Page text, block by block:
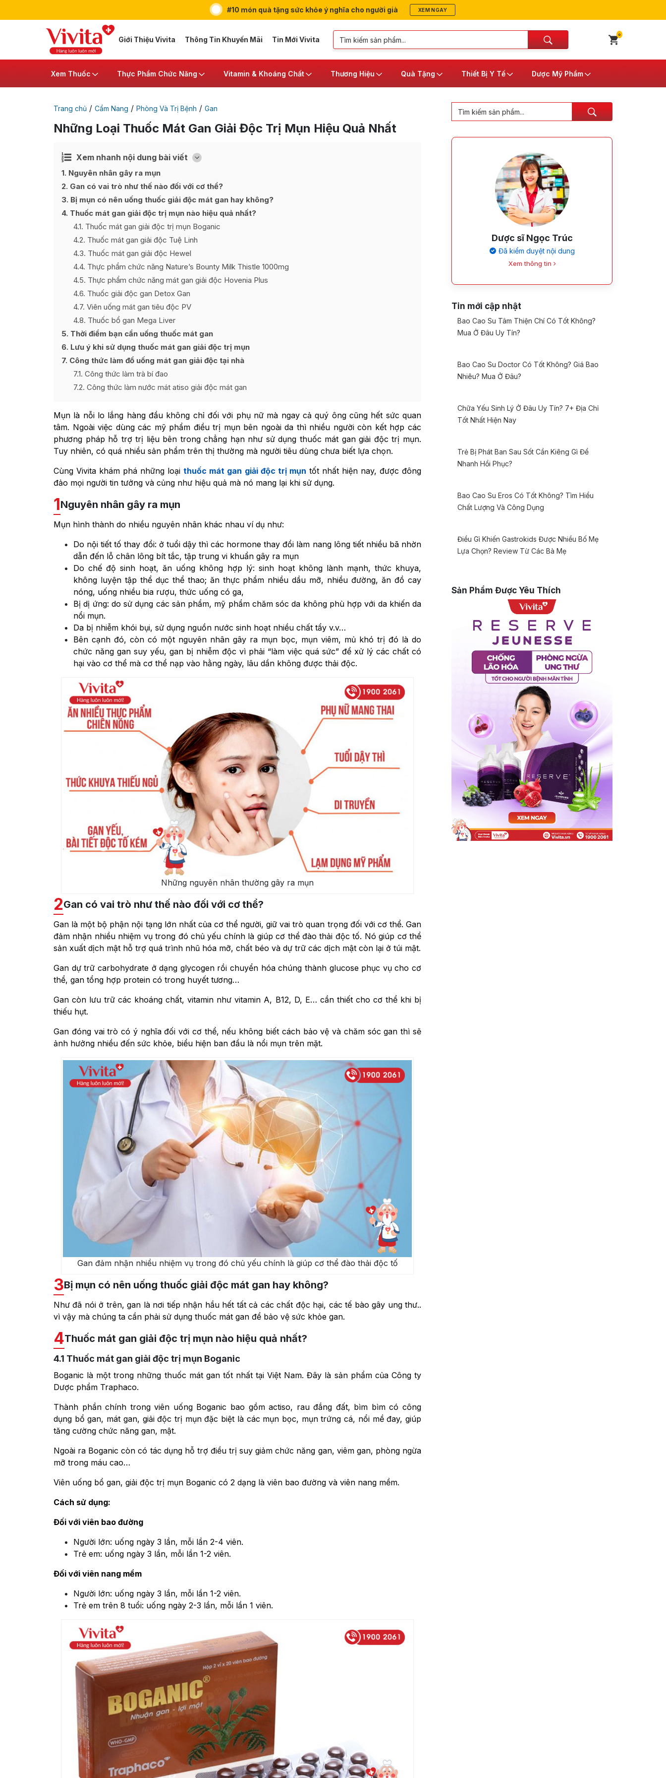
#10 món quà tặng sức khỏe ý nghĩa cho người già XEM NGAY
Giới Thiệu Vivita Thông Tin Khuyến Mãi Tin Mới Vivita
0
Xem Thuốc Thực Phẩm Chức Năng Vitamin & Khoáng Chất Thương Hiệu Quà Tặng Thiết Bị Y Tế Dược Mỹ Phẩm
Trang chủ / Cẩm Nang / Phòng Và Trị Bệnh / Gan
Những Loại Thuốc Mát Gan Giải Độc Trị Mụn Hiệu Quả Nhất
Xem nhanh nội dung bài viết [
Ẩn
1 Nguyên nhân gây ra mụn
2 Gan có vai trò như thế nào đối với cơ thể?
3 Bị mụn có nên uống thuốc giải độc mát gan hay không?
4 Thuốc mát gan giải độc trị mụn nào hiệu quả nhất?
4.1 Thuốc mát gan giải độc trị mụn Boganic
4.2 Thuốc mát gan giải độc Tuệ Linh
4.3 Thuốc mát gan giải độc Hewel
4.4 Thực phẩm chức năng Nature’s Bounty Milk Thistle 1000mg
4.5 Thực phẩm chức năng mát gan giải độc Hovenia Plus
4.6 Thuốc giải độc gan Detox Gan
4.7 Viên uống mát gan tiêu độc PV
4.8 Thuốc bổ gan Mega Liver
5 Thời điểm bạn cần uống thuốc mát gan
6 Lưu ý khi sử dụng thuốc mát gan giải độc trị mụn
7 Công thức làm đồ uống mát gan giải độc tại nhà
7.1 Công thức làm trà bí đao
7.2 Công thức làm nước mát atiso giải độc mát gan
Mụn là nỗi lo lắng hàng đầu không chỉ đối với phụ nữ mà ngay cả quý ông cũng hết sức quan
tâm. Ngoài việc dùng các mỹ phẩm điều trị mụn bên ngoài da thì nhiều người còn kết hợp các
phương pháp hỗ trợ trị liệu bên trong chẳng hạn như sử dụng thuốc mát gan giải độc trị mụn.
Tuy nhiên, có quá nhiều sản phẩm trên thị thường mà người tiêu dùng chưa biết lựa chọn.
Cùng Vivita khám phá những loạithuốc mát gan giải độc trị mụn tốt nhất hiện nay, được đông
đảo mọi người tin tưởng và củng như hiệu quả mà nó mang lại khi sử dụng.
1Nguyên nhân gây ra mụn
Mụn hình thành do nhiều nguyên nhân khác nhau ví dụ như:
Do nội tiết tố thay đổi: ở tuổi dậy thì các hormone thay đổi làm nang lông tiết nhiều bã nhờn
dẫn đến lỗ chân lông bít tắc, tập trung vi khuẩn gây ra mụn
Do chế độ sinh hoạt, ăn uống không hợp lý: sinh hoạt không lành mạnh, thức khuya,
không luyện tập thể dục thể thao; ăn thực phẩm nhiều dầu mỡ, nhiều đường, ăn đồ cay
nóng, uống nhiều bia rượu, thức uống có ga,
Bị dị ứng: do sử dụng các sản phẩm, mỹ phẩm chăm sóc da không phù hợp với da khiến da
nổi mụn.
Da bị nhiễm khói bụi, sử dụng nguồn nước sinh hoạt nhiều chất tẩy v.v…
Bên cạnh đó, còn có một nguyên nhân gây ra mụn bọc, mụn viêm, mủ khó trị đó là do
chức năng gan suy yếu, gan bị nhiễm độc vì phải “làm việc quá sức” để xử lý các chất có
hại vào cơ thể mà cơ thể nạp vào hằng ngày, lâu dần không được thải độc.
Những nguyên nhân thường gây ra mụn
2Gan có vai trò như thế nào đối với cơ thể?
Gan là một bộ phận nội tạng lớn nhất của cơ thể người, giữ vai trò quan trọng đối với cơ thể. Gan
đảm nhận nhiều nhiệm vụ trong đó chủ yếu chính là giúp cơ thể đào thải độc tố. Nó giúp cơ thể
sản xuất dịch mật hỗ trợ quá trình nhũ hóa mỡ, chất béo và dự trữ các dịch mật còn lại ở túi mật.
Gan dự trữ carbohydrate ở dạng glycogen rồi chuyển hóa chúng thành glucose phục vụ cho cơ
thể, gan tổng hợp protein có trong huyết tương…
Gan còn lưu trữ các khoáng chất, vitamin như vitamin A, B12, D, E… cần thiết cho cơ thể khi bị
thiếu hụt.
Gan đóng vai trò có ý nghĩa đối với cơ thể, nếu không biết cách bảo vệ và chăm sóc gan thì sẽ
ảnh hưởng nhiều đến sức khỏe, biểu hiện ban đầu là nổi mụn trên mặt.
Gan đảm nhận nhiều nhiệm vụ trong đó chủ yếu chính là giúp cơ thể đào thải độc tố
3Bị mụn có nên uống thuốc giải độc mát gan hay không?
Như đã nói ở trên, gan là nơi tiếp nhận hầu hết tất cả các chất độc hại, các tế bào gây ung thư..
vì vậy mà chúng ta cần phải sử dụng thuốc mát gan để bảo vệ sức khỏe gan.
4Thuốc mát gan giải độc trị mụn nào hiệu quả nhất?
4.1 Thuốc mát gan giải độc trị mụn Boganic
Boganic là một trong những thuốc mát gan tốt nhất tại Việt Nam. Đây là sản phẩm của Công ty
Dược phẩm Traphaco.
Thành phần chính trong viên uống Boganic bao gồm actiso, rau đắng đất, bìm bìm có công
dụng bổ gan, mát gan, giải độc trị mụn đặc biệt là các mụn bọc, mụn trứng cá, nổi mề đay, giúp
tăng cường chức năng gan, mật.
Ngoài ra Boganic còn có tác dụng hỗ trợ điều trị suy giảm chức năng gan, viêm gan, phòng ngừa
mỡ trong máu cao…
Viên uống bổ gan, giải độc trị mụn Boganic có 2 dạng là viên bao đường và viên nang mềm.
Cách sử dụng:
Đối với viên bao đường
Người lớn: uống ngày 3 lần, mỗi lần 2-4 viên.
Trẻ em: uống ngày 3 lần, mỗi lần 1-2 viên.
Đối với viên nang mềm
Người lớn: uống ngày 3 lần, mỗi lần 1-2 viên.
Trẻ em trên 8 tuổi: uống ngày 2-3 lần, mỗi lần 1 viên.
Dược sĩ Ngọc Trúc
Đã kiểm duyệt nội dung
Xem thông tin
Tin mới cập nhật
Bao Cao Su Tâm Thiện Chí Có Tốt Không?
Mua Ở Đâu Uy Tín?
Bao Cao Su Doctor Có Tốt Không? Giá Bao
Nhiêu? Mua Ở Đâu?
Chữa Yếu Sinh Lý Ở Đâu Uy Tín? 7+ Địa Chỉ
Tốt Nhất Hiện Nay
Trẻ Bị Phát Ban Sau Sốt Cần Kiêng Gì Để
Nhanh Hồi Phục?
Bao Cao Su Eros Có Tốt Không? Tìm Hiểu
Chất Lượng Và Công Dụng
Điều Gì Khiến Gastrokids Được Nhiều Bố Mẹ
Lựa Chọn? Review Từ Các Bà Mẹ
Sản Phẩm Được Yêu Thích